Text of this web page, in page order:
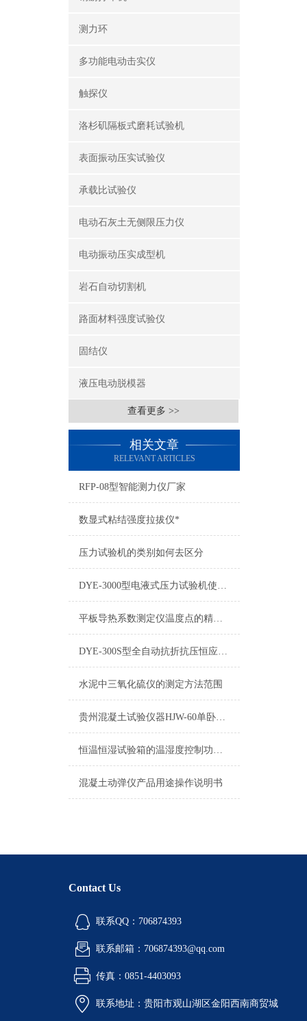
测力环
多功能电动击实仪
触探仪
洛杉矶隔板式磨耗试验机
表面振动压实试验仪
承载比试验仪
电动石灰土无侧限压力仪
电动振动压实成型机
岩石自动切割机
路面材料强度试验仪
固结仪
液压电动脱模器
查看更多 >>
相关文章
RELEVANT ARTICLES
RFP-08型智能测力仪厂家
数显式粘结强度拉拔仪*
压力试验机的类别如何去区分
DYE-3000型电液式压力试验机使用功能
平板导热系数测定仪温度点的精确设定与影响分析
DYE-300S型全自动抗折抗压恒应力试验机
水泥中三氧化硫仪的测定方法范围
贵州混凝土试验仪器HJW-60单卧轴搅拌机
恒温恒湿试验箱的温湿度控制功能介绍
混凝土动弹仪产品用途操作说明书
Contact Us
联系QQ：706874393
联系邮箱：706874393@qq.com
传真：0851-4403093
联系地址：贵阳市观山湖区金阳西南商贸城